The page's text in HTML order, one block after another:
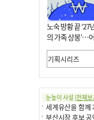
노숙 방황 끝 ‘27
의 가족 상봉’…
와 행복 꿈꿔
눈높이 사설 [전체보
세계유산을 함께
부산시장 후보